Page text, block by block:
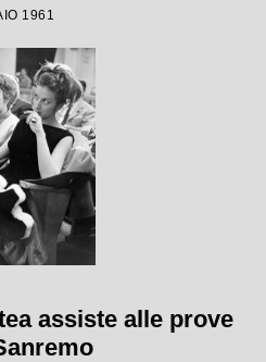
1961
assiste alle prove